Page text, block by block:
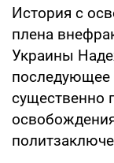
История с
плена
Украины
последующее
существенно